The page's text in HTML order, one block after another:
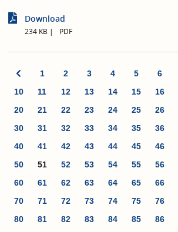
Download
234 KB PDF
1 2 3 4 5 6
10
11 12 13 14 15 16
20
21 22 23 24 25 26
30
31 32 33 34 35 36
40
41 42 43 44 45 46
50
51 52 53 54 55 56
60
61 62 63 64 65 66
70
71 72 73 74 75 76
80
81 82 83 84 85 86